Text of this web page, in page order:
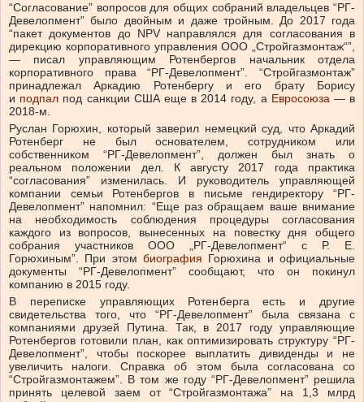
“Согласование” вопросов для общих собраний владельцев “РГ-
Девелопмент” было двойным и даже тройным. До 2017 года
“пакет документов до NPV направлялся для согласования в
дирекцию корпоративного управления ООО „Стройгазмонтаж“”,
— писал управляющим Ротенбергов начальник отдела
корпоративного права “РГ-Девелопмент”. “Стройгазмонтаж”
принадлежал Аркадию Ротенбергу и его брату Борису
и подпал под санкции США еще в 2014 году, а Евросоюза— в
2018-м.
Руслан Горюхин, который заверил немецкий суд, что Аркадий
Ротенберг не был основателем, сотрудником или
собственником “РГ-Девелопмент”, должен был знать о
реальном положении дел. К августу 2017 года практика
“согласования” изменилась. И руководитель управляющей
компании семьи Ротенбергов в письме гендиректору “РГ-
Девелопмент” напомнил: “Еще раз обращаем ваше внимание
на необходимость соблюдения процедуры согласования
каждого из вопросов, вынесенных на повестку дня общего
собрания участников ООО „РГ-Девелопмент“ с Р. Е.
Горюхиным”. При этом биография Горюхина и официальные
документы “РГ-Девелопмент” сообщают, что он покинул
компанию в 2015 году.
В переписке управляющих Ротенберга есть и другие
свидетельства того, что “РГ-Девелопмент” была связана с
компаниями друзей Путина. Так, в 2017 году управляющие
Ротенбергов готовили план, как оптимизировать структуру “РГ-
Девелопмент”, чтобы поскорее выплатить дивиденды и не
увеличить налоги. Справка об этом была согласована со
“Стройгазмонтажем”. В том же году “РГ-Девелопмент” решила
принять целевой заем от “Стройгазмонтажа” на 1,3 млрд